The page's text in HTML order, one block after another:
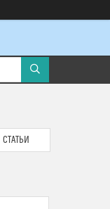
СТАТЬИ